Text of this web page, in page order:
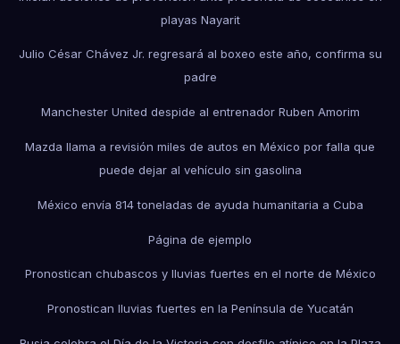
playas Nayarit
Julio César Chávez Jr. regresará al boxeo este año, confirma su
padre
Manchester United despide al entrenador Ruben Amorim
Mazda llama a revisión miles de autos en México por falla que
puede dejar al vehículo sin gasolina
México envía 814 toneladas de ayuda humanitaria a Cuba
Página de ejemplo
Pronostican chubascos y lluvias fuertes en el norte de México
Pronostican lluvias fuertes en la Península de Yucatán